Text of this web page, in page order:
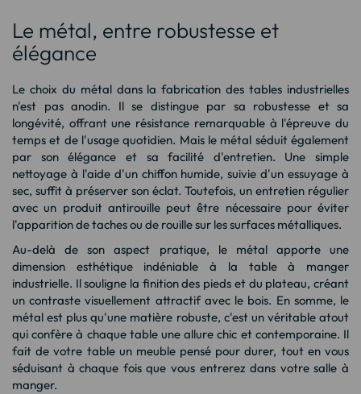
Le métal, entre robustesse et
élégance
Le choix du métal dans la fabrication des tables industrielles
n'est pas anodin. Il se distingue par sa robustesse et sa
longévité, offrant une résistance remarquable à l'épreuve du
temps et de l'usage quotidien. Mais le métal séduit également
par son élégance et sa facilité d'entretien. Une simple
nettoyage à l'aide d'un chiffon humide, suivie d'un essuyage à
sec, suffit à préserver son éclat. Toutefois, un entretien régulier
avec un produit antirouille peut être nécessaire pour éviter
l'apparition de taches ou de rouille sur les surfaces métalliques.
Au-delà de son aspect pratique, le métal apporte une
dimension esthétique indéniable à la table à manger
industrielle. Il souligne la finition des pieds et du plateau, créant
un contraste visuellement attractif avec le bois. En somme, le
métal est plus qu'une matière robuste, c'est un véritable atout
qui confère à chaque table une allure chic et contemporaine. Il
fait de votre table un meuble pensé pour durer, tout en vous
séduisant à chaque fois que vous entrerez dans votre salle à
manger.